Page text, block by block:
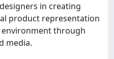
in creating
product representation
through
media.